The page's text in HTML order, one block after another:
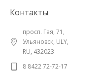
Контакты
просп. Гая, 71,
Ульяновск, ULY,
RU, 432023
8 8422 72-72-17